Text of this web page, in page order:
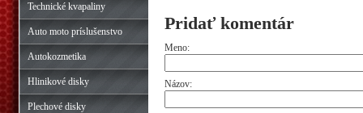
Technické kvapaliny
Auto moto príslušenstvo
Autokozmetika
Hlinikové disky
Plechové disky
Pridať komentár
Meno:
Názov: